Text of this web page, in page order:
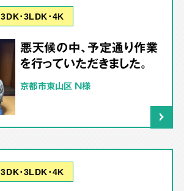
3DK･3LDK･4K
悪天候の中、予定通り作業
を行っていただきました。
京都市東山区 N様
3DK･3LDK･4K